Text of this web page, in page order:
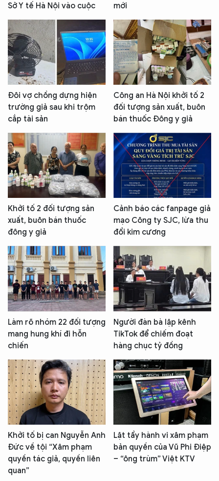
Sở Y tế Hà Nội vào cuộc
mới
Đôi vợ chồng dựng hiện
trường giả sau khi trộm
cắp tài sản
Công an Hà Nội khởi tố 2
đối tượng sản xuất, buôn
bán thuốc Đông y giả
Khởi tố 2 đối tượng sản
xuất, buôn bán thuốc
đông y giả
Cảnh báo các fanpage giả
mạo Công ty SJC, lừa thu
đổi kim cương
Làm rõ nhóm 22 đối tượng
mang hung khí đi hỗn
chiến
Người đàn bà lập kênh
TikTok để chiếm đoạt
hàng chục tỷ đồng
Khởi tố bị can Nguyễn Anh
Đức về tội “Xâm phạm
quyền tác giả, quyền liên
quan”
Lật tẩy hành vi xâm phạm
bản quyền của Vũ Phi Điệp
– “ông trùm” Việt KTV